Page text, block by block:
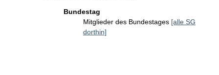
Bundestag
Mitglieder des Bundestages [alle SG
dorthin]